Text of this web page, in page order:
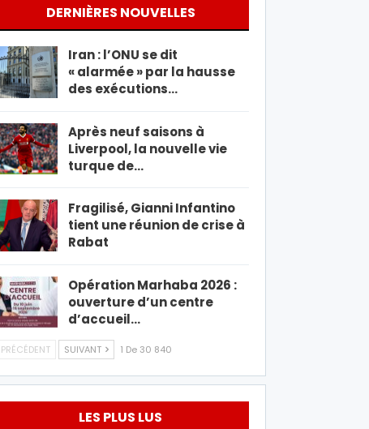
DERNIÈRES NOUVELLES
Iran : l’ONU se dit
« alarmée » par la hausse
des exécutions…
Après neuf saisons à
Liverpool, la nouvelle vie
turque de…
Fragilisé, Gianni Infantino
tient une réunion de crise à
Rabat
Opération Marhaba 2026 :
ouverture d’un centre
d’accueil…
PRÉCÉDENT SUIVANT 1 De 30 840
LES PLUS LUS